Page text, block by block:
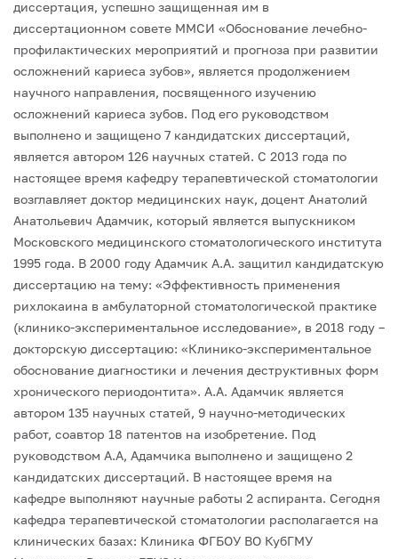
диссертация, успешно защищенная им в
диссертационном совете ММСИ «Обоснование лечебно-
профилактических мероприятий и прогноза при развитии
осложнений кариеса зубов», является продолжением
научного направления, посвященного изучению
осложнений кариеса зубов. Под его руководством
выполнено и защищено 7 кандидатских диссертаций,
является автором 126 научных статей. С 2013 года по
настоящее время кафедру терапевтической стоматологии
возглавляет доктор медицинских наук, доцент Анатолий
Анатольевич Адамчик, который является выпускником
Московского медицинского стоматологического института
1995 года. В 2000 году Адамчик А.А. защитил кандидатскую
диссертацию на тему: «Эффективность применения
рихлокаина в амбулаторной стоматологической практике
(клинико-экспериментальное исследование», в 2018 году –
докторскую диссертацию: «Клинико-экспериментальное
обоснование диагностики и лечения деструктивных форм
хронического периодонтита». А.А. Адамчик является
автором 135 научных статей, 9 научно-методических
работ, соавтор 18 патентов на изобретение. Под
руководством А.А, Адамчика выполнено и защищено 2
кандидатских диссертаций. В настоящее время на
кафедре выполняют научные работы 2 аспиранта. Сегодня
кафедра терапевтической стоматологии располагается на
клинических базах: Клиника ФГБОУ ВО КубГМУ